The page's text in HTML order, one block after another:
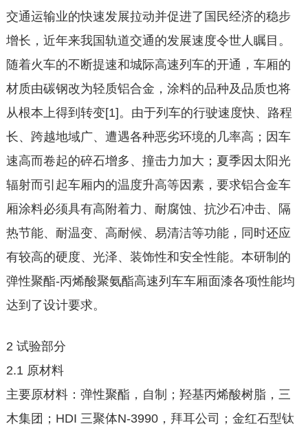
交通运输业的快速发展拉动并促进了国民经济的稳步
增长，近年来我国轨道交通的发展速度令世人瞩目。
随着火车的不断提速和城际高速列车的开通，车厢的
材质由碳钢改为轻质铝合金，涂料的品种及品质也将
从根本上得到转变[1]。由于列车的行驶速度快、路程
长、跨越地域广、遭遇各种恶劣环境的几率高；因车
速高而卷起的碎石增多、撞击力加大；夏季因太阳光
辐射而引起车厢内的温度升高等因素，要求铝合金车
厢涂料必须具有高附着力、耐腐蚀、抗沙石冲击、隔
热节能、耐温变、高耐候、易清洁等功能，同时还应
有较高的硬度、光泽、装饰性和安全性能。本研制的
弹性聚酯-丙烯酸聚氨酯高速列车车厢面漆各项性能均
达到了设计要求。
2 试验部分
2.1 原材料
主要原材料：弹性聚酯，自制；羟基丙烯酸树脂，三
木集团；HDI 三聚体N-3990，拜耳公司；金红石型钛